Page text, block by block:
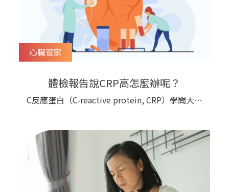
心臟管家
體檢報告說CRP高怎麼辦呢？
C反應蛋白（C-reactive protein, CRP）學問大！​
是讓大家心煩 這幾年，最讓大家困擾與疑惑的數
字就是： C反應蛋白（C-reactive protein, CRP）​
奇怪，身體裡面怎麼會有蛋白呢？ ​ 我們又不是雞
CRP是肝臟產生的一